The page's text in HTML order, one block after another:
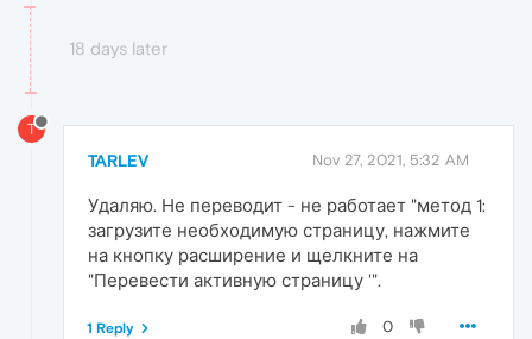
18 days later
T
TARLEV Nov 27, 2021, 5:32 AM
Удаляю. Не переводит - не работает "метод 1:
загрузите необходимую страницу, нажмите
на кнопку расширение и щелкните на
"Перевести активную страницу '".
0
1 Reply